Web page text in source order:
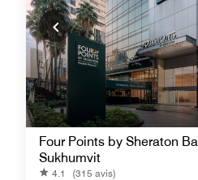
Four Points by Sheraton
Sukhumvit
4.1
(315 avis)